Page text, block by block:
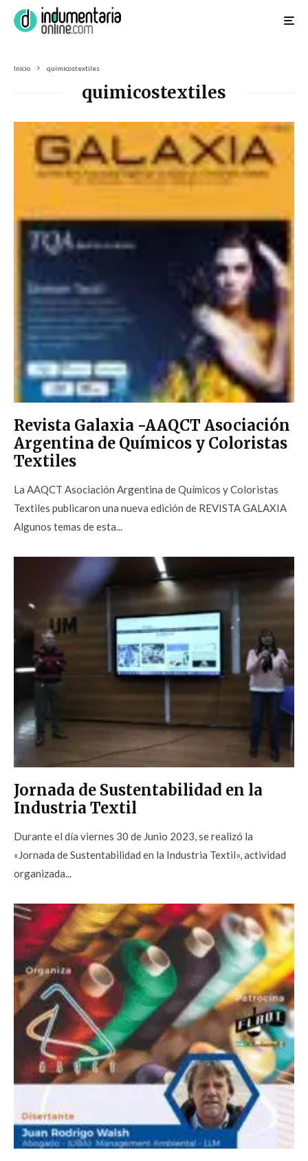
Inicio quimicostextiles
quimicostextiles
Revista Galaxia -AAQCT Asociación
Argentina de Químicos y Coloristas
Textiles
La AAQCT Asociación Argentina de Químicos y Coloristas
Textiles publicaron una nueva edición de REVISTA GALAXIA
Algunos temas de esta...
Jornada de Sustentabilidad en la
Industria Textil
Durante el día viernes 30 de Junio 2023, se realizó la
«Jornada de Sustentabilidad en la Industria Textil», actividad
organizada...